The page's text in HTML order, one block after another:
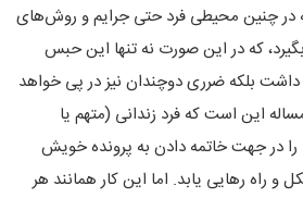
چنین محیطی فرد حتی جرایم و روش‌های
که در این صورت نه تنها این حبس
بلکه ضرری دوچندان نیز در پی خواهد
این است که فرد زندانی (متهم یا
در جهت خاتمه دادن به پرونده خویش
و راه رهایی یابد. اما این کار همانند هر